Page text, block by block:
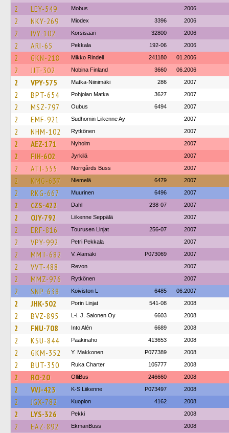
2 LEY-549 Mobus 2006
2 NKY-269 Miodex 3396 2006
2 IVY-102 Korsisaari 32800 2006
2 ARI-65 Pekkala 192-06 2006
2 GKN-218 Mikko Rindell 241180 01.2006
2 JJT-302 Nobina Finland 3660 06.2006
2 VPY-575 Matka-Niinimäki 286 2007
2 BPT-654 Pohjolan Matka 3627 2007
2 MSZ-797 Oubus 6494 2007
2 EMF-921 Sudhomin Liikenne Ay 2007
2 NHM-102 Rytkönen 2007
2 AEZ-171 Nyholm 2007
2 FIH-602 Jyrkilä 2007
2 ATI-555 Norrgårds Buss 2007
2 KMG-637 Niemelä 6479 2007
2 RKG-667 Muurinen 6496 2007
2 CZS-422 Dahl 238-07 2007
2 OJY-792 Liikenne Seppälä 2007
2 ERF-816 Tourusen Linjat 256-07 2007
2 VPY-992 Petri Pekkala 2007
2 MMT-682 V. Alamäki P073069 2007
2 VVT-488 Revon 2007
2 MMZ-976 Rytkönen 2007
2 SNP-638 Koiviston L 6485 06.2007
2 JHK-502 Porin Linjat 541-08 2008
2 BVZ-895 L-l. J. Salonen Oy 6603 2008
2 FNU-708 Into Alén 6689 2008
2 KSU-844 Paakinaho 413653 2008
2 GKM-352 Y. Makkonen P077389 2008
2 BUT-350 Ruka Charter 105777 2008
2 RO-20 OlliBus 246660 2008
2 VVJ-423 K-S Liikenne P073497 2008
2 JGX-782 Kuopion 4162 2008
2 LYS-326 Pekki 2008
2 EAZ-892 EkmanBuss 2008